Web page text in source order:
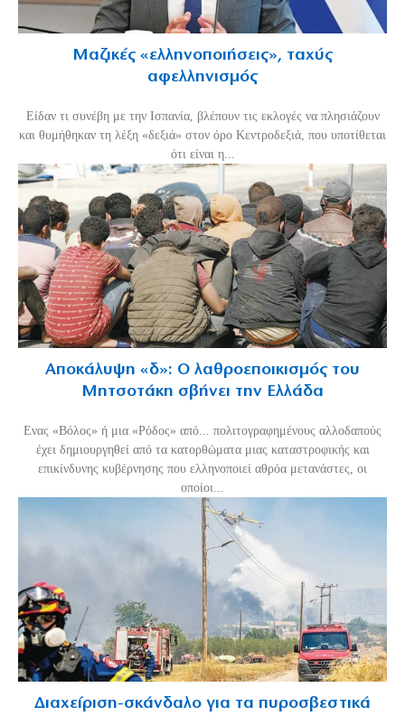
Μαζικές «ελληνοποιήσεις», ταχύς
αφελληνισμός
Είδαν τι συνέβη με την Ισπανία, βλέπουν τις εκλογές να πλησιάζουν
και θυμήθηκαν τη λέξη «δεξιά» στον όρο Κεντροδεξιά, που υποτίθεται
ότι είναι η...
Αποκάλυψη «δ»: Ο λαθροεποικισμός του
Μητσοτάκη σβήνει την Ελλάδα
Ενας «Βόλος» ή μια «Ρόδος» από... πολιτογραφημένους αλλοδαπούς
έχει δημιουργηθεί από τα κατορθώματα μιας καταστροφικής και
επικίνδυνης κυβέρνησης που ελληνοποιεί αθρόα μετανάστες, οι
οποίοι...
Διαχείριση-σκάνδαλο για τα πυροσβεστικά